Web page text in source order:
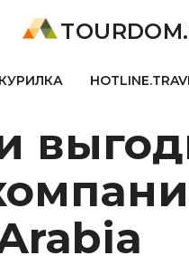
КУРИЛКА